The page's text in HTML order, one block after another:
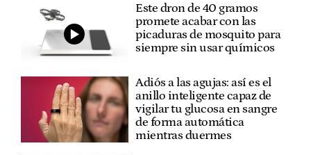
Este dron de 40 gramos
promete acabar con las
picaduras de mosquito para
siempre sin usar químicos
Adiós a las agujas: así es el
anillo inteligente capaz de
vigilar tu glucosa en sangre
de forma automática
mientras duermes